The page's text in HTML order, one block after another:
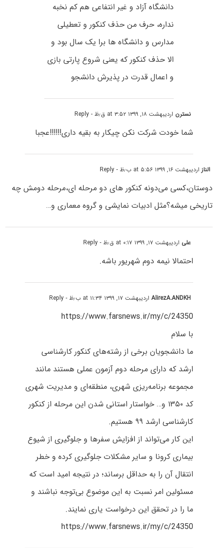
دانشگاه آزاد و غیر انتفاعی هم کم نخبه
نداره، حرف من حذف کنکور و تعطیلی
مدارس و دانشگاه ها برا یک سال بود و
الا حذف کنکور که یعنی شروع پارتی بازی
و اعمال قدرت در پذیرش دانشجو
نسترن اردیبهشت ۱۸, ۱۳۹۹ at ۳:۵۲ ق٫ظ - Reply
شما خودت شرکت نکن چیکار به بقیه داری!!!!!!عجبا
الناز اردیبهشت ۱۶, ۱۳۹۹ at ۵:۵۶ ب٫ظ - Reply
دوستان،کسی می‌دونه کنکور های دو مرحله ای،مرحله دومش چه
تاریخی میشه؟مثل ادبیات نمایشی و گروه معماری و…
علی اردیبهشت ۱۷, ۱۳۹۹ at ۰:۱۷ ق٫ظ - Reply
احتمالا نیمه دوم شهریور باشه.
AlirezA.ANDKHاردیبهشت ۱۷, ۱۳۹۹ at ۱۱:۳۴ ب٫ظ - Reply
https://www.farsnews.ir/my/c/24350
با سلام
ما دانشجویان برخی از رشته‌های کنکور کارشناسی
ارشد که دارای مرحله دوم آزمون عملی هستند مانند
مجموعه برنامه‌ریزی شهری، منطقه‌ای و مدیریت شهری
کد ۱۳۵۰ و… خواستار استانی شدن این مرحله از کنکور
کارشناسی ارشد ۹۹ هستیم.
این کار می‌تواند از افزایش سفرها و جلوگیری از شیوع
بیماری کرونا و سایر مشکلات جلوگیری کرده و خطر
انتقال آن را به حداقل برساند؛ در نتیجه امید است که
مسئولین امر نسبت به این موضوع بی‌توجه نباشند و
ما را در تحقق این درخواست یاری نمایند.
https://www.farsnews.ir/my/c/24350